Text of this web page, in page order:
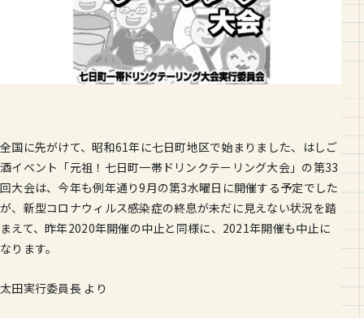
全国に先がけて、昭和61年に七日町地区で始まりました、はしご
酒イベント「元祖！七日町一帯ドリンクテーリング大会」の第33
回大会は、今年も例年通り9月の第3水曜日に開催する予定でした
が、新型コロナウィルス感染症の終息が未だに見えない状況を踏
まえて、昨年2020年開催の中止と同様に、2021年開催も中止に
なります。
太田実行委員長 より